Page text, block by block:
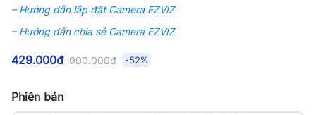
–Hướng dẫn lắp đặt Camera EZVIZ
–Hướng dẫn chia sẻ Camera EZVIZ
429.000đ 900.000đ -52%
Phiên bản